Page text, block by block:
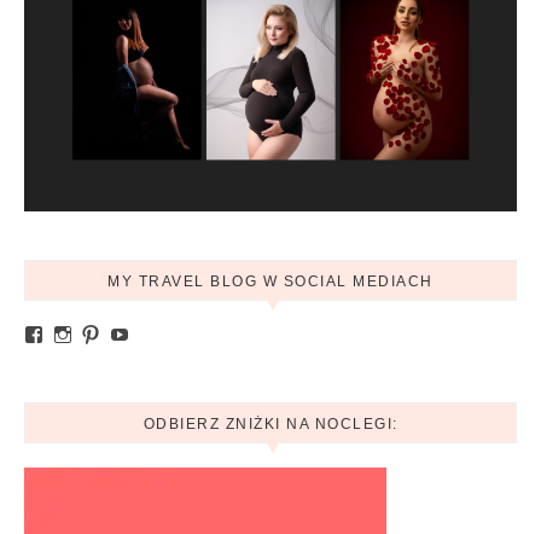
MY TRAVEL BLOG W SOCIAL MEDIACH
Zobacz profil Ania.mytravelblog na Facebook
Zobacz profil mytravelblog.com.pl na Instagram
Pinterest
YouTube
ODBIERZ ZNIŻKI NA NOCLEGI: